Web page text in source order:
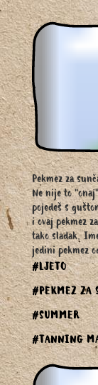
Pekmez za
Ne nije to
pojedeš s
i ovaj pekmez
tako sladak.
jedini pekmez
#LJETO
#PEKMEZ ZA
#SUMMER
#TANNING